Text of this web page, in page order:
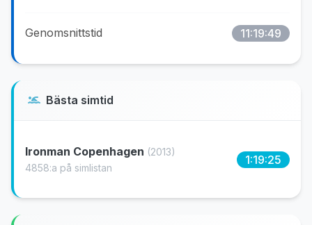
Genomsnittstid 11:19:49
Bästa simtid
Ironman Copenhagen (2013)
4858:a på simlistan
1:19:25